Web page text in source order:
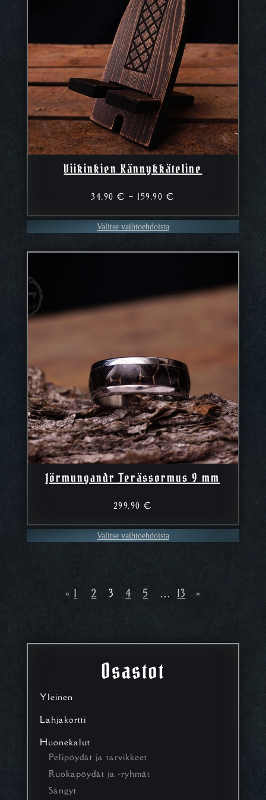
Osastot
Yleinen
Lahjakortti
Huonekalut
Pelipöydät ja tarvikkeet
Ruokapöydät ja -ryhmät
Sängyt
Viikinkien Kännykkäteline
34,90€ – 159,90 €
–
159,90 €
Valitse vaihtoehdoista
Jörmungandr Terässormus 9 mm
299,90€
Valitse vaihtoehdoista
« 1 2 3 4 5 … 13 »